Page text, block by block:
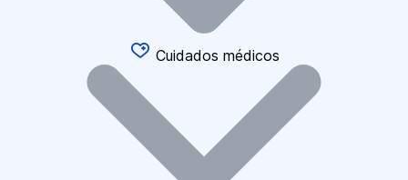
Cuidados médicos